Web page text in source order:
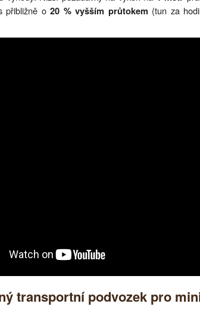
přibližně o20 % vyšším průtokem (tun za
transportní podvozek pro